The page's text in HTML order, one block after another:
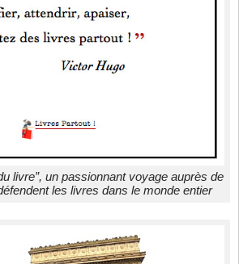
livre”, un passionnant voyage auprès de
les livres dans le monde entier